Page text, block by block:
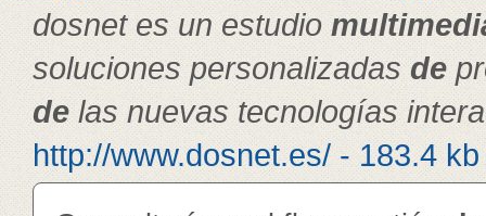
dosnet es un estudio
soluciones personalizadasde
delas nuevas tecnologías
http://www.dosnet.es/ - 183.4 kb